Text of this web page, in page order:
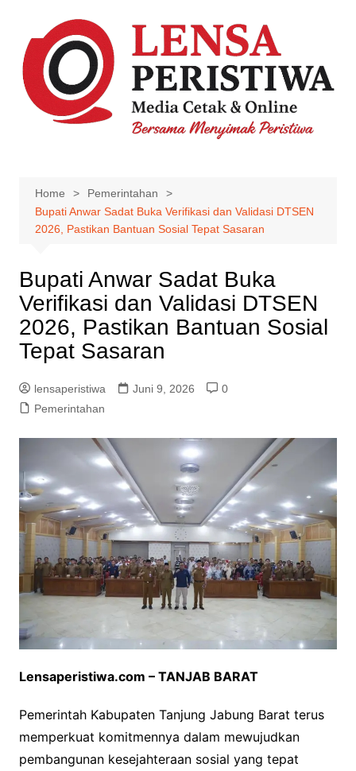
content
Home
Pemerintahan
Bupati Anwar Sadat Buka Verifikasi dan Validasi DTSEN
2026, Pastikan Bantuan Sosial Tepat Sasaran
Bupati Anwar Sadat Buka
Verifikasi dan Validasi DTSEN
2026, Pastikan Bantuan Sosial
Tepat Sasaran
lensaperistiwa Juni 9, 2026
0
Pemerintahan
Lensaperistiwa.com – TANJAB BARAT
Pemerintah Kabupaten Tanjung Jabung Barat terus
memperkuat komitmennya dalam mewujudkan
pembangunan kesejahteraan sosial yang tepat